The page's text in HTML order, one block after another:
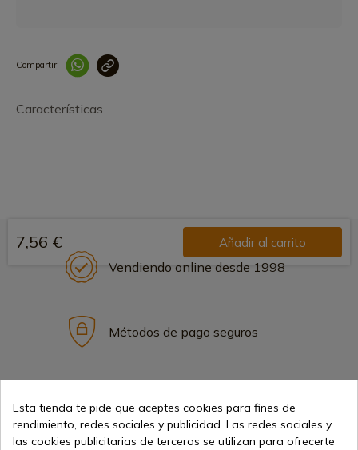
Compartir
Características
7,56 € Añadir al carrito
Vendiendo online desde 1998
Métodos de pago seguros
Esta tienda te pide que aceptes cookies para fines de
rendimiento, redes sociales y publicidad. Las redes sociales y
las cookies publicitarias de terceros se utilizan para ofrecerte